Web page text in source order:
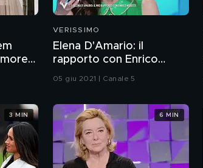
the
VERISSIMO
Elena D'Amario: il
rapporto con Enrico
05 giu 2021 | Canale 5
3 MIN 6 MIN